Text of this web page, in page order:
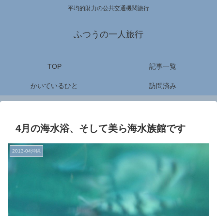
平均的財力の公共交通機関旅行
ふつうの一人旅行
TOP 記事一覧
かいているひと 訪問済み
4月の海水浴、そして美ら海水族館です
2013-04沖縄